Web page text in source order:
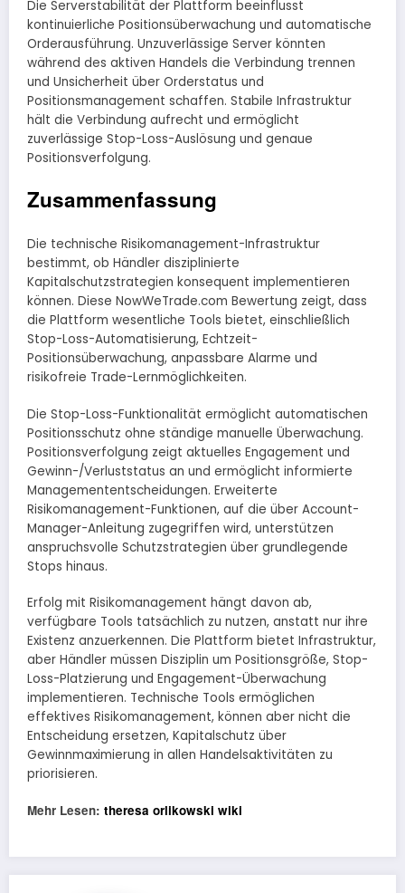
Die Serverstabilität der Plattform beeinflusst
kontinuierliche Positionsüberwachung und automatische
Orderausführung. Unzuverlässige Server könnten
während des aktiven Handels die Verbindung trennen
und Unsicherheit über Orderstatus und
Positionsmanagement schaffen. Stabile Infrastruktur
hält die Verbindung aufrecht und ermöglicht
zuverlässige Stop-Loss-Auslösung und genaue
Positionsverfolgung.
Zusammenfassung
Die technische Risikomanagement-Infrastruktur
bestimmt, ob Händler disziplinierte
Kapitalschutzstrategien konsequent implementieren
können. Diese NowWeTrade.com Bewertung zeigt, dass
die Plattform wesentliche Tools bietet, einschließlich
Stop-Loss-Automatisierung, Echtzeit-
Positionsüberwachung, anpassbare Alarme und
risikofreie Trade-Lernmöglichkeiten.
Die Stop-Loss-Funktionalität ermöglicht automatischen
Positionsschutz ohne ständige manuelle Überwachung.
Positionsverfolgung zeigt aktuelles Engagement und
Gewinn-/Verluststatus an und ermöglicht informierte
Managemententscheidungen. Erweiterte
Risikomanagement-Funktionen, auf die über Account-
Manager-Anleitung zugegriffen wird, unterstützen
anspruchsvolle Schutzstrategien über grundlegende
Stops hinaus.
Erfolg mit Risikomanagement hängt davon ab,
verfügbare Tools tatsächlich zu nutzen, anstatt nur ihre
Existenz anzuerkennen. Die Plattform bietet Infrastruktur,
aber Händler müssen Disziplin um Positionsgröße, Stop-
Loss-Platzierung und Engagement-Überwachung
implementieren. Technische Tools ermöglichen
effektives Risikomanagement, können aber nicht die
Entscheidung ersetzen, Kapitalschutz über
Gewinnmaximierung in allen Handelsaktivitäten zu
priorisieren.
Mehr Lesen: theresa orlikowski wiki